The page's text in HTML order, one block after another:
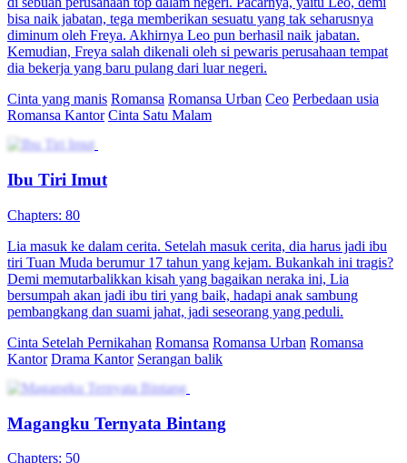
bisa naik jabatan, tega memberikan sesuatu yang tak seharusnya
diminum oleh Freya. Akhirnya Leo pun berhasil naik jabatan.
Kemudian, Freya salah dikenali oleh si pewaris perusahaan tempat
dia bekerja yang baru pulang dari luar negeri.
Cinta yang manis Romansa Romansa Urban Ceo Perbedaan usia
Romansa Kantor Cinta Satu Malam
Ibu Tiri Imut
Chapters: 80
Lia masuk ke dalam cerita. Setelah masuk cerita, dia harus jadi ibu
tiri Tuan Muda berumur 17 tahun yang kejam. Bukankah ini tragis?
Demi memutarbalikkan kisah yang bagaikan neraka ini, Lia
bersumpah akan jadi ibu tiri yang baik, hadapi anak sambung
pembangkang dan suami jahat, jadi seseorang yang peduli.
Cinta Setelah Pernikahan Romansa Romansa Urban Romansa
Kantor Drama Kantor Serangan balik
Magangku Ternyata Bintang
Chapters: 50